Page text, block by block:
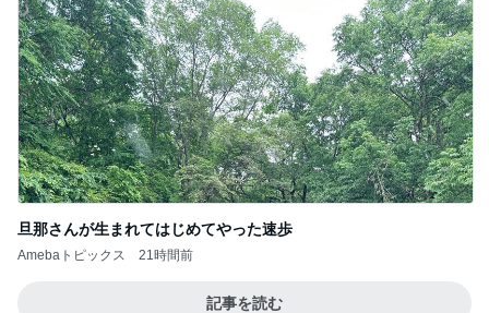
旦那さんが生まれてはじめてやった速歩
Amebaトピックス 21時間前
記事を読む